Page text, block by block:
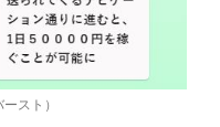
スト）